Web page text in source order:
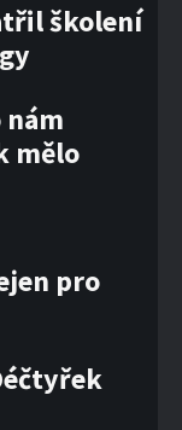
školení
nám
mělo
pro